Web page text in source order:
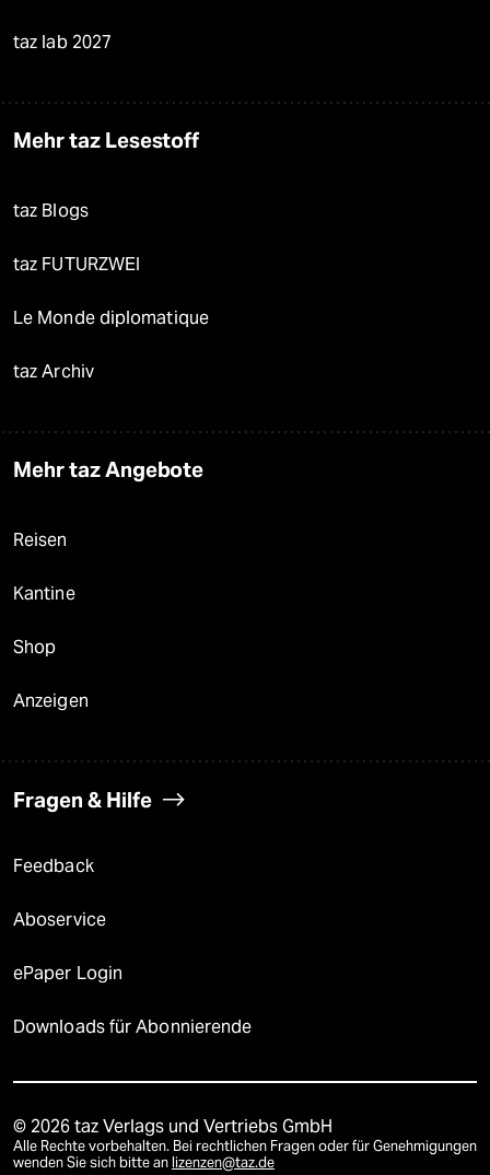
taz lab 2027
Mehr taz Lesestoff
taz Blogs
taz FUTURZWEI
Le Monde diplomatique
taz Archiv
Mehr taz Angebote
Reisen
Kantine
Shop
Anzeigen
Fragen & Hilfe
Feedback
Aboservice
ePaper Login
Downloads für Abonnierende
© 2026 taz Verlags und Vertriebs GmbH
Alle Rechte vorbehalten. Bei rechtlichen Fragen oder für Genehmigungen
wenden Sie sich bitte an lizenzen@taz.de